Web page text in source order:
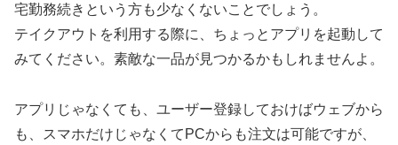
宅勤務続きという方も少なくないことでしょう。
テイクアウトを利用する際に、ちょっとアプリを起動して
みてください。素敵な一品が見つかるかもしれませんよ。
アプリじゃなくても、ユーザー登録しておけばウェブから
も、スマホだけじゃなくてPCからも注文は可能ですが、